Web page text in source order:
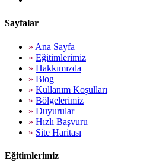
Sayfalar
» Ana Sayfa
» Eğitimlerimiz
» Hakkımızda
» Blog
» Kullanım Koşulları
» Bölgelerimiz
» Duyurular
» Hızlı Başvuru
» Site Haritası
Eğitimlerimiz